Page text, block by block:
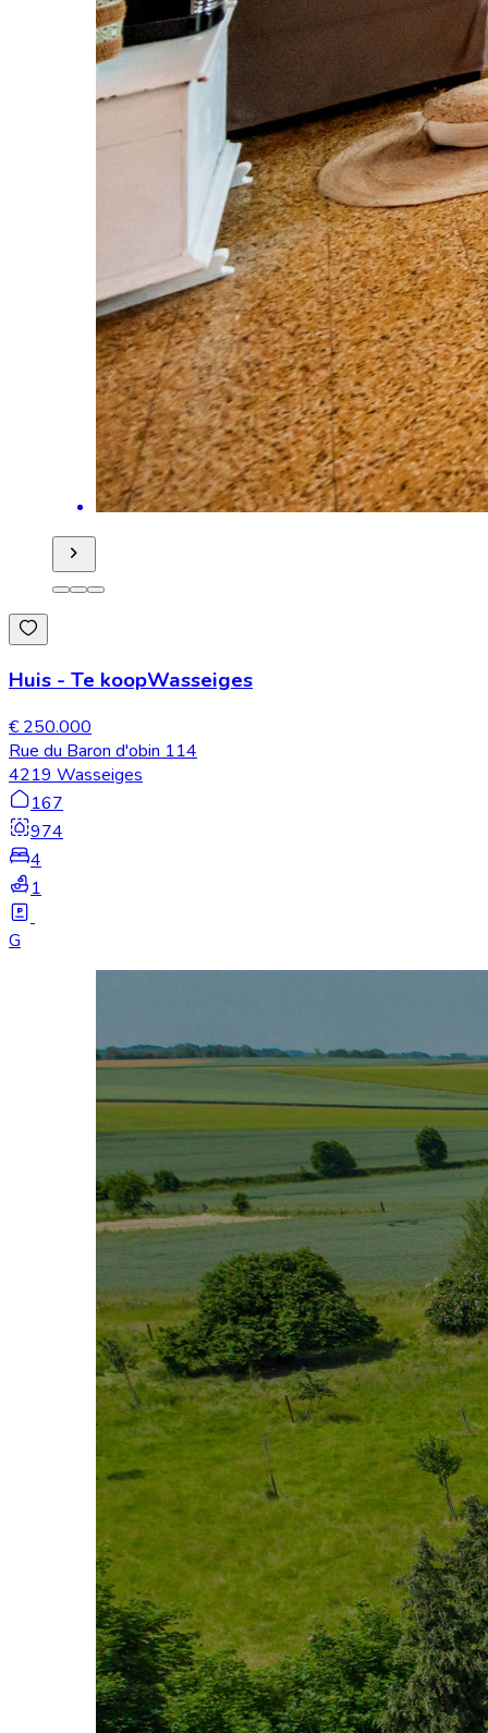
Huis - Te koopWasseiges
€ 250.000
Rue du Baron d'obin 114
4219 Wasseiges
167
974
4
1
G